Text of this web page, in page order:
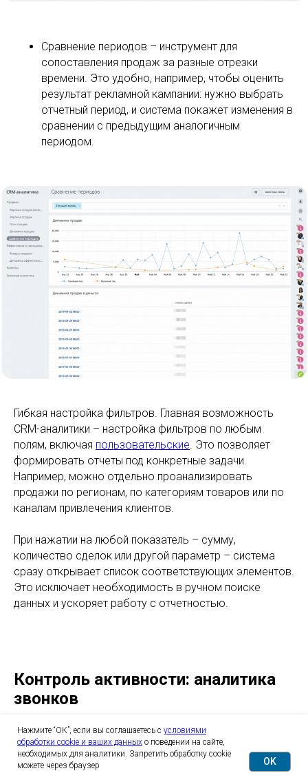
Сравнение периодов – инструмент для
сопоставления продаж за разные отрезки
времени. Это удобно, например, чтобы оценить
результат рекламной кампании: нужно выбрать
отчетный период, и система покажет изменения в
сравнении с предыдущим аналогичным
периодом.
Гибкая настройка фильтров. Главная возможность
CRM-аналитики – настройка фильтров по любым
полям, включая пользовательские. Это позволяет
формировать отчеты под конкретные задачи.
Например, можно отдельно проанализировать
продажи по регионам, по категориям товаров или по
каналам привлечения клиентов.
При нажатии на любой показатель – сумму,
количество сделок или другой параметр – система
сразу открывает список соответствующих элементов.
Это исключает необходимость в ручном поиске
данных и ускоряет работу с отчетностью.
Контроль активности: аналитика
звонков
Поскольку план продаж напрямую зависит от
ежедневной активности менеджеров,контролировать
нужно не только результат в виде закрытых сделок,
Нажмите “ОК”, если вы соглашаетесь с условиями
обработки cookie и ваших данных о поведении на сайте,
необходимых для аналитики. Запретить обработку cookie
можете через браузер
OK